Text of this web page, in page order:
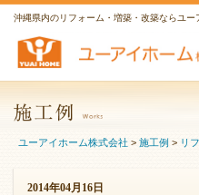
沖縄県内のリフォーム・増築・改築ならユ
ユーアイホーム株式会社 > 施工例 > リ
2014年04月16日